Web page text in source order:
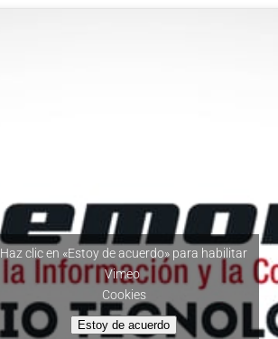
Haz clic en «Estoy de acuerdo» para habilitar
Vimeo
Cookies
Estoy de acuerdo